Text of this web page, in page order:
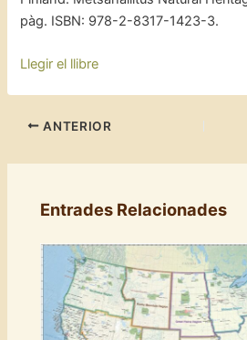
pàg. ISBN: 978-2-8317-1423-3.
Llegir el llibre
ANTERIOR
Entrades Relacionades